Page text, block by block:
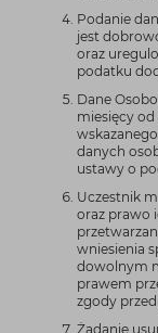
Podanie
jest
oraz
podatku
Dane
miesięcy
danych
ustawy o
Uczestnik
oraz prawo
wniesienia
dowolnym
prawem
zgody
Żądanie